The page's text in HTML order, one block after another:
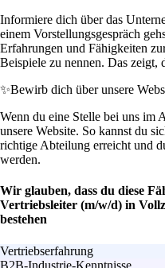
Informiere dich über das
einem Vorstellungsgespräch
Erfahrungen und Fähigkeiten
Beispiele zu nennen. Das zeigt,
✨Bewirb dich über unsere
Wenn du eine Stelle bei uns im
unsere Website. So kannst du
richtige Abteilung erreicht und
werden.
Wir glauben, dass du diese
Vertriebsleiter (m/w/d) in
bestehen
Vertriebserfahrung
B2B-Industrie-Kenntnisse